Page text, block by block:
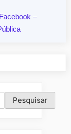
–
Pesquisar